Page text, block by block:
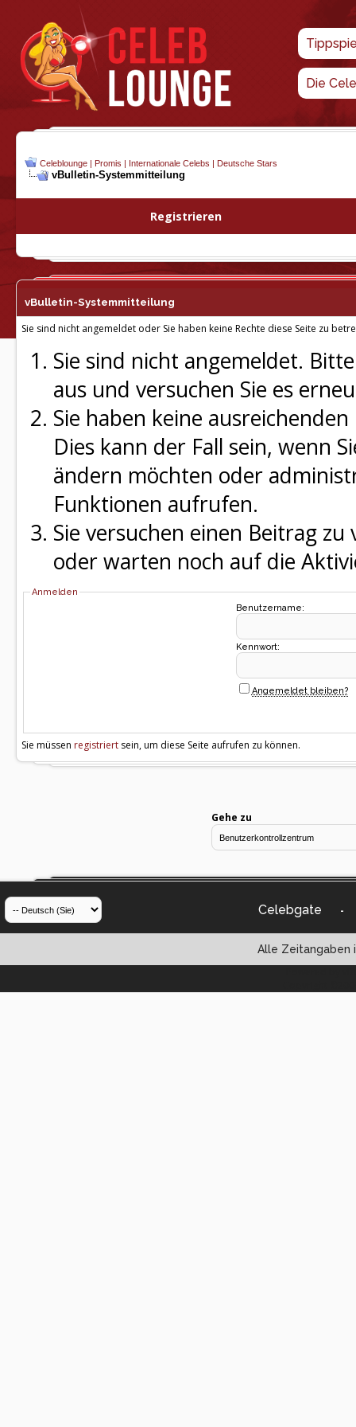
Die
Celeblounge | Promis | Internationale Celebs | Deutsche Stars
vBulletin-Systemmitteilung
Registrieren
vBulletin-Systemmitteilung
Sie sind nicht angemeldet oder Sie haben keine Rechte diese Seite zu
Sie sind nicht angemeldet.
aus und versuchen Sie es
Sie haben keine
Dies kann der Fall sein, wenn
ändern möchten oder
Funktionen aufrufen.
Sie versuchen einen Beitrag
oder warten noch auf die
Anmelden
Benutzername:
Kennwort:
Angemeldet bleiben?
Sie müssen registriert sein, um diese Seite aufrufen zu können.
Gehe zu
Celebgate -
Alle Zeitangaben